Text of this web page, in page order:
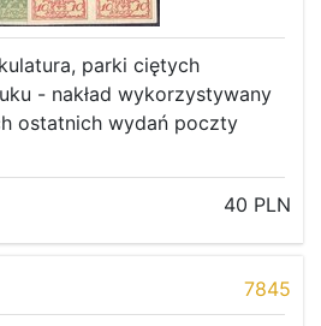
parki ciętych
- nakład wykorzystywany
ostatnich wydań poczty
40 PLN
7845